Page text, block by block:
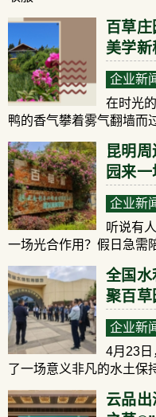
百草
美学新
企业新
在时光
鸭的香气攀着雾气翻墙而
昆明
园来
企业新
听说有
一场光合作用？假日急需
全国水
聚百草
企业新
4月23日
了一场意义非凡的水土保
云品